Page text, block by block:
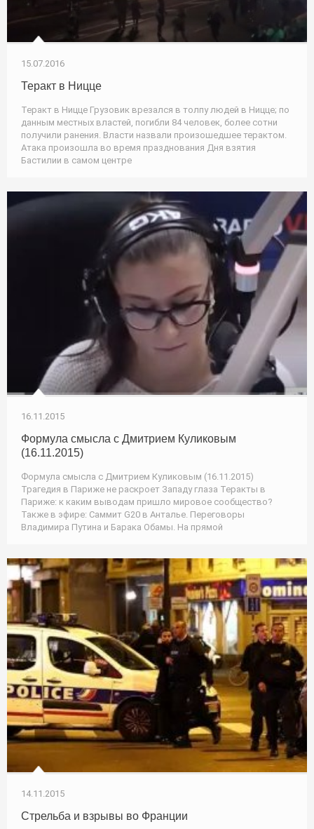
15.07.2016
Теракт в Ницце
Теракт в Ницце Грузовик врезался в толпу людей в Ницце; по
данным местных властей, погибли 84 человек, более сотни
получили ранения. Власти назвали произошедшее терактом.
Атака произошла во время празднования Дня взятия
Бастилии в самом центре
16.11.2015
Формула смысла с Дмитрием Куликовым
(16.11.2015)
Формула смысла с Дмитрием Куликовым (16.11.2015)
Трагедия в Париже не раскроет Западу глаза Теракты в
Париже: к каким выводам пришло мировое сообщество?
Также в эфире: Саммит G20 в Анталье. Переговоры
Владимира Путина и Барака Обамы. На прямой
14.11.2015
Стрельба и взрывы во Франции